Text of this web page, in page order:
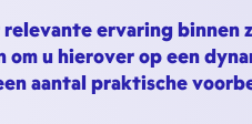
ervaring binnen
om u hierover op een
aantal praktische